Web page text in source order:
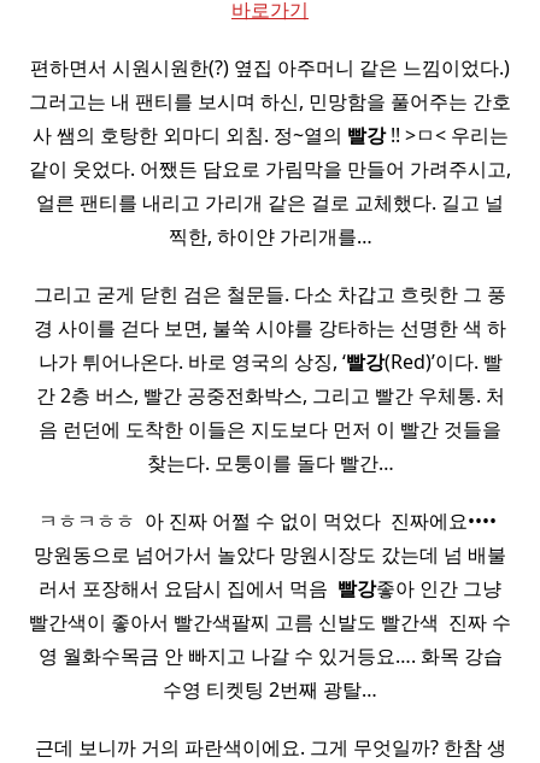
바로가기
편하면서 시원시원한(?) 옆집 아주머니 같은 느낌이었다.)
그러고는 내 팬티를 보시며 하신, 민망함을 풀어주는 간호
사 쌤의 호탕한 외마디 외침. 정~열의 빨강!! >ㅁ< 우리는
같이 웃었다. 어쨌든 담요로 가림막을 만들어 가려주시고,
얼른 팬티를 내리고 가리개 같은 걸로 교체했다. 길고 널
찍한, 하이얀 가리개를…
그리고 굳게 닫힌 검은 철문들. 다소 차갑고 흐릿한 그 풍
경 사이를 걷다 보면, 불쑥 시야를 강타하는 선명한 색 하
나가 튀어나온다. 바로 영국의 상징, ‘빨강(Red)’이다. 빨
간 2층 버스, 빨간 공중전화박스, 그리고 빨간 우체통. 처
음 런던에 도착한 이들은 지도보다 먼저 이 빨간 것들을
찾는다. 모퉁이를 돌다 빨간…
ㅋㅎㅋㅎㅎ ​ 아 진짜 어쩔 수 없이 먹었다 ​ 진짜에요•••• ​
망원동으로 넘어가서 놀았다 망원시장도 갔는데 넘 배불
러서 포장해서 요담시 집에서 먹음 ​ 빨강좋아 인간 그냥
빨간색이 좋아서 빨간색팔찌 고름 신발도 빨간색 ​ 진짜 수
영 월화수목금 안 빠지고 나갈 수 있거등요…. 화목 강습
수영 티켓팅 2번째 광탈…
근데 보니까 거의 파란색이에요. 그게 무엇일까? 한참 생